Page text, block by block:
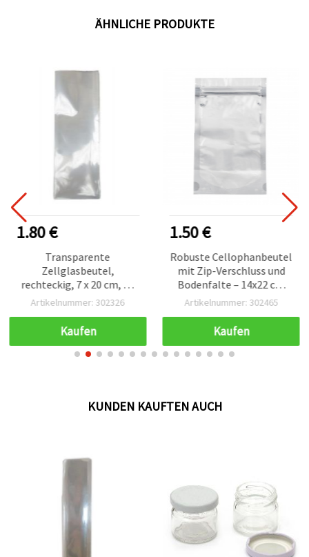
ÄHNLICHE PRODUKTE
1.80 €
Transparente
Zellglasbeutel,
rechteckig, 7 x 20 cm, 30
µm, 200er-Pack – zum
Geschenken, Süßigkeiten,
Bonbons, Schmuck und
handgemachten
Artikelnummer: 302326
Kaufen
1.50 €
Robuste Cellophanbeutel
mit Zip-Verschluss und
Bodenfalte – 14x22 cm
(innen 12,3x18x6 cm) |
Geschenke &
Aufbewahrung, 10 Stück
Artikelnummer: 302465
Kaufen
KUNDEN KAUFTEN AUCH